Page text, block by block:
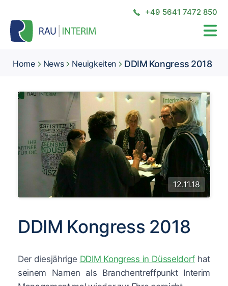
+49 5641 7472 850
Home News Neuigkeiten DDIM Kongress 2018
12.11.18
DDIM Kongress 2018
Der diesjährige DDIM Kongress in Düsseldorfhat
seinem Namen als Branchentreffpunkt Interim